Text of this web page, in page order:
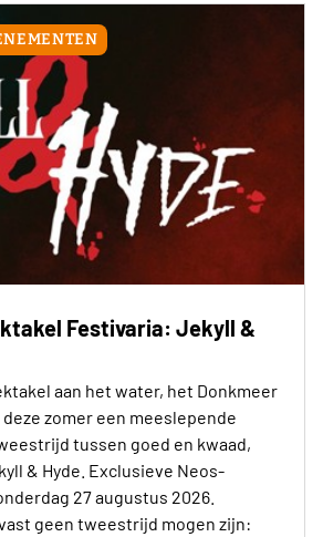
Festivaria: Jekyll &
aan het water, het Donkmeer
zomer een meeslepende
tussen goed en kwaad,
& Hyde. Exclusieve Neos-
27 augustus 2026.
geen tweestrijd mogen zijn: